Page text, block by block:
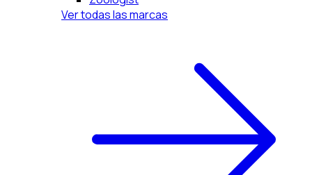
Ver todas las marcas